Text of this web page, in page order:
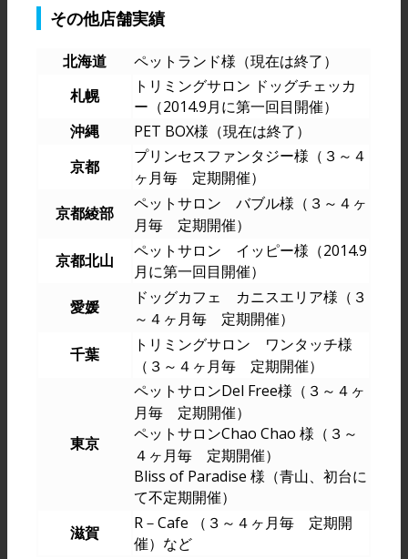
その他店舗実績
北海道
ペットランド様（現在は終了）
札幌
トリミングサロン ドッグチェッカ
ー（2014.9月に第一回目開催）
沖縄
PET BOX様（現在は終了）
京都
プリンセスファンタジー様（３～４
ヶ月毎 定期開催）
京都綾部
ペットサロン バブル様（３～４ヶ
月毎 定期開催）
京都北山
ペットサロン イッピー様（2014.9
月に第一回目開催）
愛媛
ドッグカフェ カニスエリア様（３
～４ヶ月毎 定期開催）
千葉
トリミングサロン ワンタッチ様
（３～４ヶ月毎 定期開催）
東京
ペットサロンDel Free様（３～４ヶ
月毎 定期開催）
ペットサロンChao Chao 様（３～
４ヶ月毎 定期開催）
Bliss of Paradise 様（青山、初台に
て不定期開催）
滋賀
R－Cafe （３～４ヶ月毎 定期開
催）など